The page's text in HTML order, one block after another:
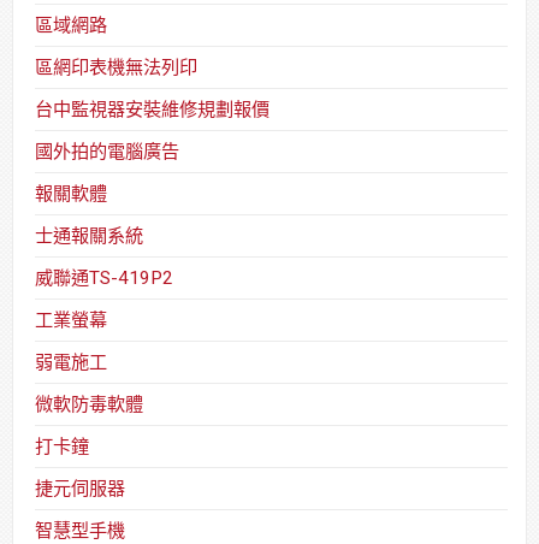
區域網路
區網印表機無法列印
台中監視器安裝維修規劃報價
國外拍的電腦廣告
報關軟體
士通報關系統
威聯通TS-419P2
工業螢幕
弱電施工
微軟防毒軟體
打卡鐘
捷元伺服器
智慧型手機